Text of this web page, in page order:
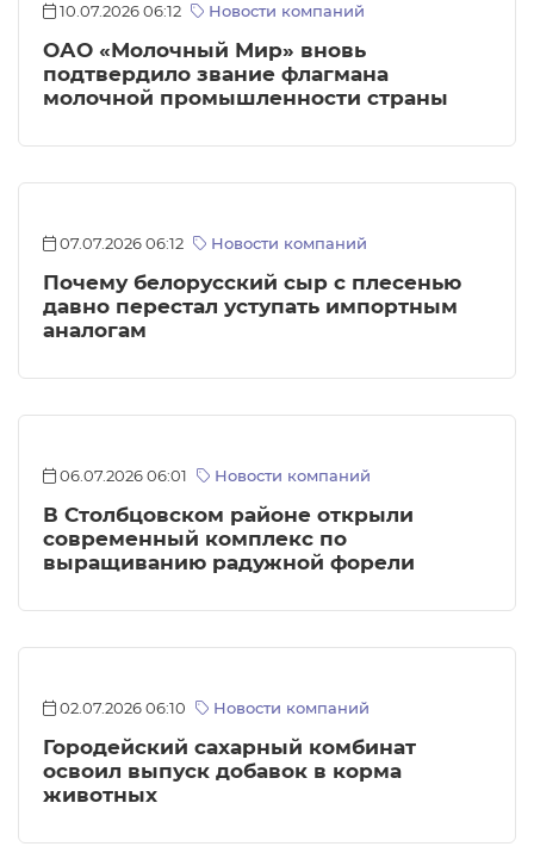
10.07.2026 06:12 Новости компаний
ОАО «Молочный Мир» вновь
подтвердило звание флагмана
молочной промышленности страны
07.07.2026 06:12 Новости компаний
Почему белорусский сыр с плесенью
давно перестал уступать импортным
аналогам
06.07.2026 06:01 Новости компаний
В Столбцовском районе открыли
современный комплекс по
выращиванию радужной форели
02.07.2026 06:10 Новости компаний
Городейский сахарный комбинат
освоил выпуск добавок в корма
животных